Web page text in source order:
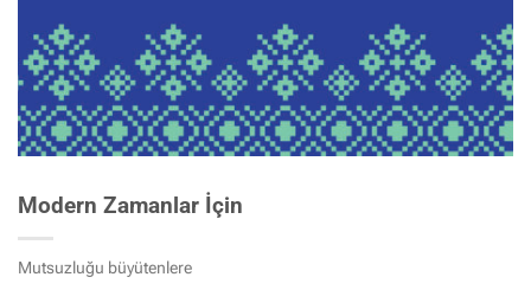
Modern Zamanlar İçin
Mutsuzluğu büyütenlere